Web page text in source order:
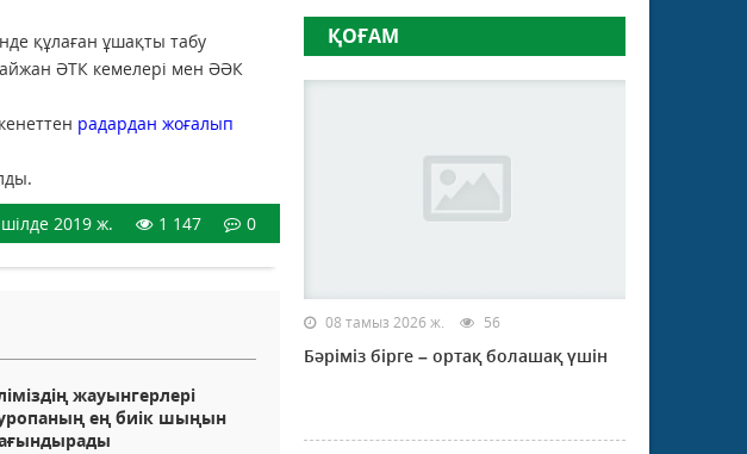
құлаған ұшақты табу
ӘТК кемелері мен ӘӘК
радардан жоғалып
2019 ж. 1 147 0
жауынгерлері
ең биік шыңын
ҚОҒАМ
08 тамыз 2026 ж. 56
Бәріміз бірге – ортақ болашақ үшін